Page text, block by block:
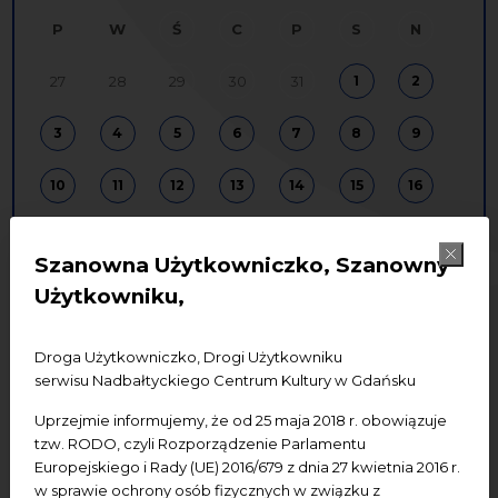
Szanowna Użytkowniczko, Szanowny
Użytkowniku,
Droga Użytkowniczko, Drogi Użytkowniku
serwisu Nadbałtyckiego Centrum Kultury w Gdańsku
Uprzejmie informujemy, że od 25 maja 2018 r. obowiązuje
tzw. RODO, czyli Rozporządzenie Parlamentu
Europejskiego i Rady (UE) 2016/679 z dnia 27 kwietnia 2016 r.
w sprawie ochrony osób fizycznych w związku z
P W Ś C P S N
27 28 29 30 31 1 2
3 4 5 6 7 8 9
10 11 12 13 14 15 16
24 25 26
edukacja koncerty spotkania
badania wystawy konferencje